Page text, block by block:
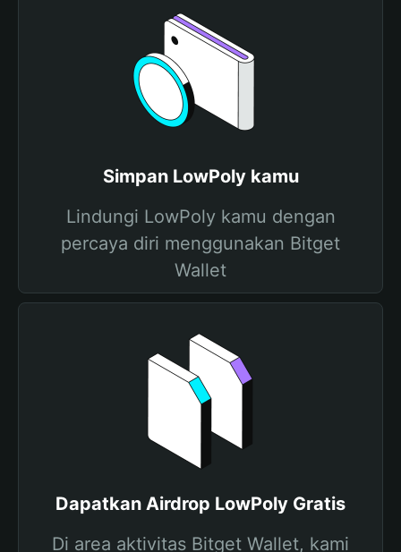
Simpan LowPoly kamu
Lindungi LowPoly kamu dengan
percaya diri menggunakan Bitget
Wallet
Dapatkan Airdrop LowPoly Gratis
Di area aktivitas Bitget Wallet, kami